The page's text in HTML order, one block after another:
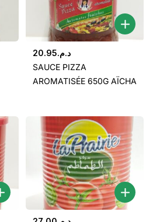
د.م.20.95
SAUCE PIZZA
AROMATISÉE 650G AÏCHA